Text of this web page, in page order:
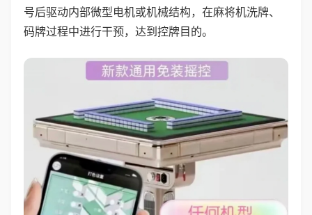
号后驱动内部微型电机或机械结构，在麻将机洗牌、
码牌过程中进行干预，达到控牌目的。